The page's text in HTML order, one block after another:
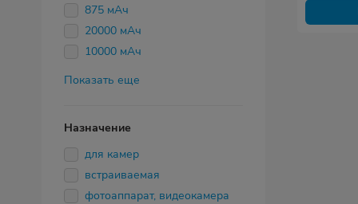
875 мАч
20000 мАч
10000 мАч
Показать еще
Назначение
для камер
встраиваемая
фотоаппарат, видеокамера